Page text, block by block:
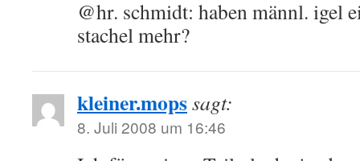
@hr. schmidt: haben männl. igel
stachel mehr?
kleiner.mopssagt:
8. Juli 2008 um 16:46